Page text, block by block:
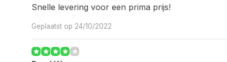
Snelle levering voor een prima prijs!
Geplaatst op 24/10/2022